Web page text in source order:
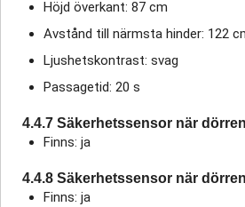
Höjd överkant: 87 cm
Avstånd till närmsta hinder: 122
Ljushetskontrast: svag
Passagetid: 20 s
4.4.7 Säkerhetssensor när
Finns: ja
4.4.8 Säkerhetssensor när
Finns: ja